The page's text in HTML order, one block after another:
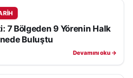
7 Bölgeden 9 Yörenin Halk
Buluştu
Devamını oku →